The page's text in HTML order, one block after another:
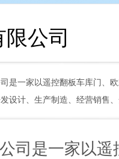
公司
是一家以遥控翻板车库门、
设计、生产制造、经营销售
司是一家以